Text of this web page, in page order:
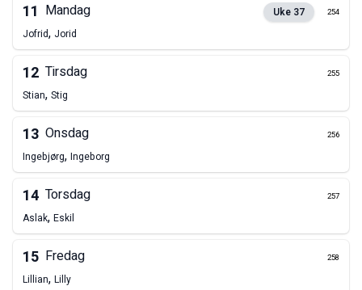
11 Mandag Uke 37 254
Jofrid, Jorid
12 Tirsdag 255
Stian, Stig
13 Onsdag 256
Ingebjørg, Ingeborg
14 Torsdag 257
Aslak, Eskil
15 Fredag 258
Lillian, Lilly